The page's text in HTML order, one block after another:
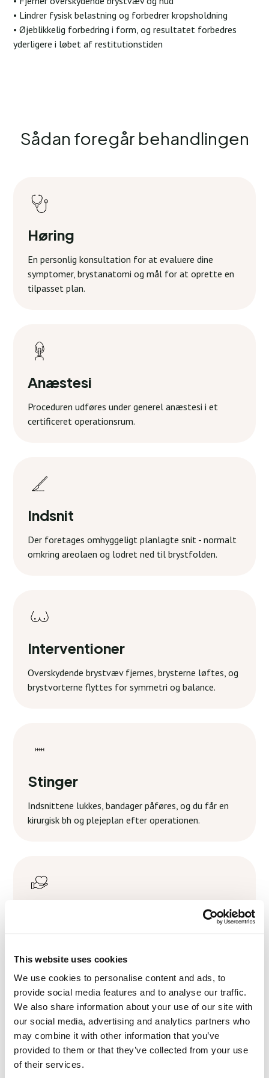
This website uses cookies
We use cookies to personalise content and ads, to
provide social media features and to analyse our traffic.
We also share information about your use of our site with
our social media, advertising and analytics partners who
may combine it with other information that you’ve
provided to them or that they’ve collected from your use
of their services.
• Lindrer fysisk belastning og forbedrer kropsholdning
• Øjeblikkelig forbedring i form, og resultatet forbedres
yderligere i løbet af restitutionstiden
Sådan foregår behandlingen
Høring
En personlig konsultation for at evaluere dine
symptomer, brystanatomi og mål for at oprette en
tilpasset plan.
Anæstesi
Proceduren udføres under generel anæstesi i et
certificeret operationsrum.
Indsnit
Der foretages omhyggeligt planlagte snit - normalt
omkring areolaen og lodret ned til brystfolden.
Interventioner
Overskydende brystvæv fjernes, brysterne løftes, og
brystvorterne flyttes for symmetri og balance.
Stinger
Indsnittene lukkes, bandager påføres, og du får en
kirurgisk bh og plejeplan efter operationen.
helingsprocessen for at garantere både langvarig